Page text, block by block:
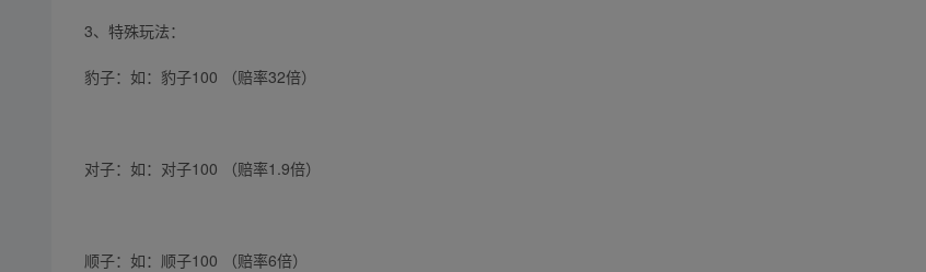
3、特殊玩法：
豹子：如：豹子100 （赔率32倍）
对子：如：对子100 （赔率1.9倍）
顺子：如：顺子100 （赔率6倍）